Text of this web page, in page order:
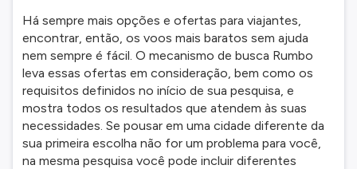
Há sempre mais opções e ofertas para viajantes,
encontrar, então, os voos mais baratos sem ajuda
nem sempre é fácil. O mecanismo de busca Rumbo
leva essas ofertas em consideração, bem como os
requisitos definidos no início de sua pesquisa, e
mostra todos os resultados que atendem às suas
necessidades. Se pousar em uma cidade diferente da
sua primeira escolha não for um problema para você,
na mesma pesquisa você pode incluir diferentes